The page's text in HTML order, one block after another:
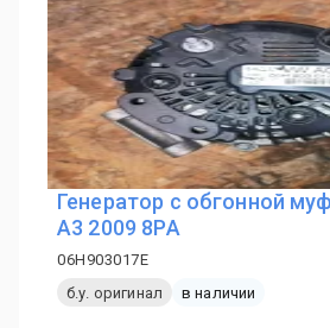
Генератор с обгонной
A3 2009 8PA
06H903017E
б.у. оригинал
в наличии